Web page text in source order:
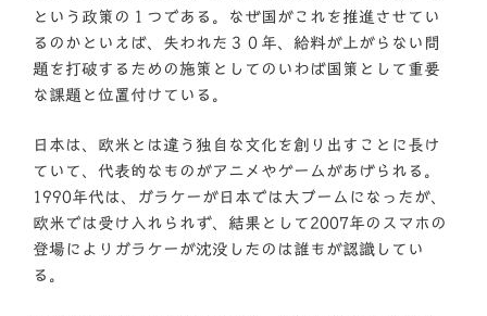
という政策の１つである。なぜ国がこれを推進させてい
るのかといえば、失われた３０年、給料が上がらない問
題を打破するための施策としてのいわば国策として重要
な課題と位置付けている。
日本は、欧米とは違う独自な文化を創り出すことに長け
ていて、代表的なものがアニメやゲームがあげられる。
1990年代は、ガラケーが日本では大ブームになったが、
欧米では受け入れられず、結果として2007年のスマホの
登場によりガラケーが沈没したのは誰もが認識してい
る。